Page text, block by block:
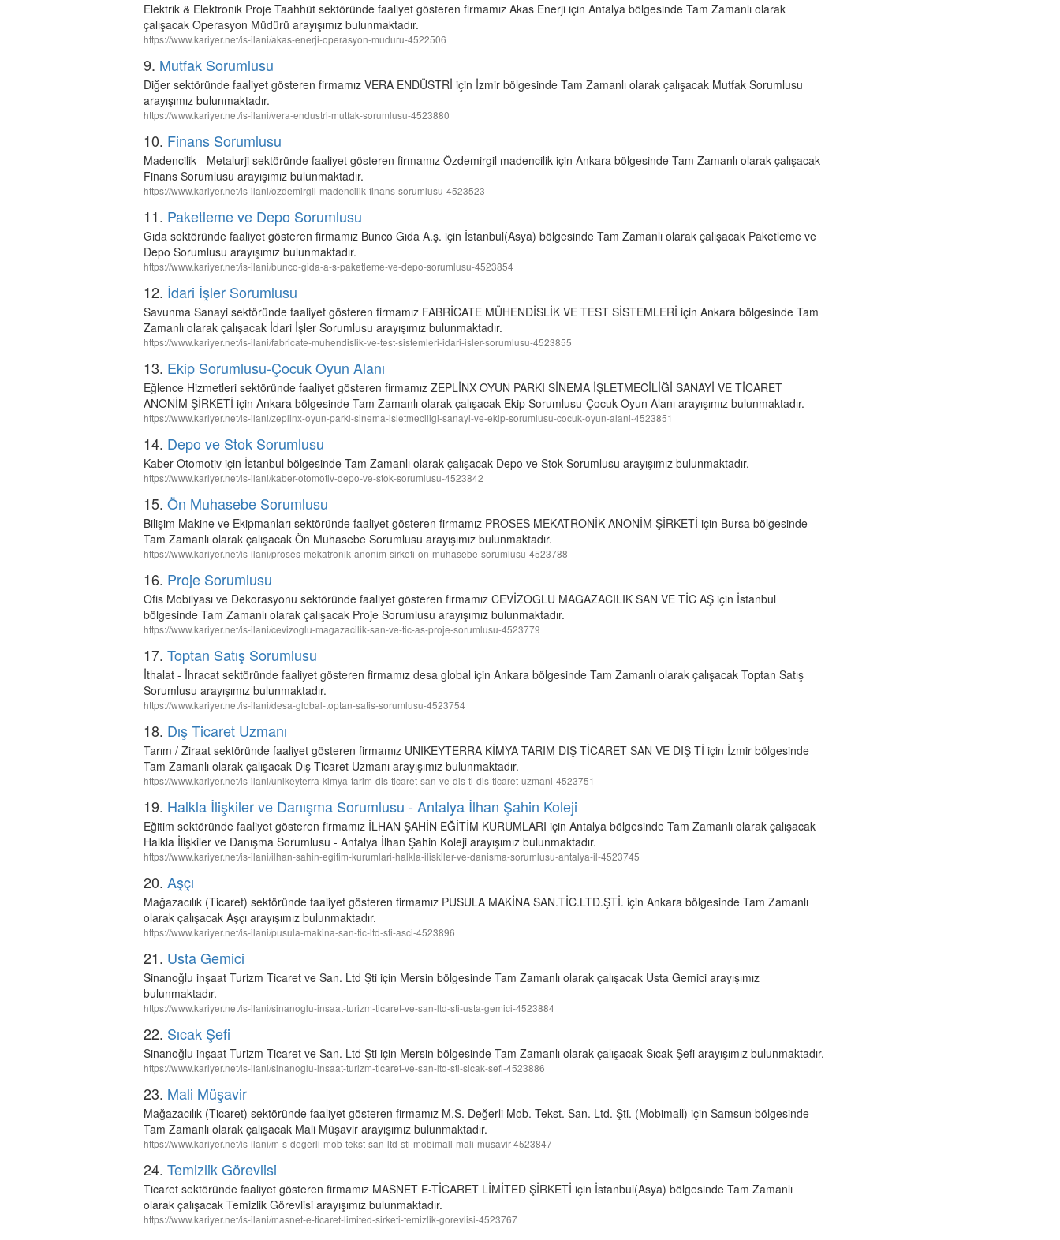
Elektrik & Elektronik Proje Taahhüt sektöründe faaliyet gösteren firmamız Akas Enerji için Antalya bölgesinde Tam Zamanlı olarak
çalışacak Operasyon Müdürü arayışımız bulunmaktadır.
https://www.kariyer.net/is-ilani/akas-enerji-operasyon-muduru-4522506
9. Mutfak Sorumlusu
Diğer sektöründe faaliyet gösteren firmamız VERA ENDÜSTRİ için İzmir bölgesinde Tam Zamanlı olarak çalışacak Mutfak Sorumlusu
arayışımız bulunmaktadır.
https://www.kariyer.net/is-ilani/vera-endustri-mutfak-sorumlusu-4523880
10. Finans Sorumlusu
Madencilik - Metalurji sektöründe faaliyet gösteren firmamız Özdemirgil madencilik için Ankara bölgesinde Tam Zamanlı olarak çalışacak
Finans Sorumlusu arayışımız bulunmaktadır.
https://www.kariyer.net/is-ilani/ozdemirgil-madencilik-finans-sorumlusu-4523523
11. Paketleme ve Depo Sorumlusu
Gıda sektöründe faaliyet gösteren firmamız Bunco Gıda A.ş. için İstanbul(Asya) bölgesinde Tam Zamanlı olarak çalışacak Paketleme ve
Depo Sorumlusu arayışımız bulunmaktadır.
https://www.kariyer.net/is-ilani/bunco-gida-a-s-paketleme-ve-depo-sorumlusu-4523854
12. İdari İşler Sorumlusu
Savunma Sanayi sektöründe faaliyet gösteren firmamız FABRİCATE MÜHENDİSLİK VE TEST SİSTEMLERİ için Ankara bölgesinde Tam
Zamanlı olarak çalışacak İdari İşler Sorumlusu arayışımız bulunmaktadır.
https://www.kariyer.net/is-ilani/fabricate-muhendislik-ve-test-sistemleri-idari-isler-sorumlusu-4523855
13. Ekip Sorumlusu-Çocuk Oyun Alanı
Eğlence Hizmetleri sektöründe faaliyet gösteren firmamız ZEPLİNX OYUN PARKI SİNEMA İŞLETMECİLİĞİ SANAYİ VE TİCARET
ANONİM ŞİRKETİ için Ankara bölgesinde Tam Zamanlı olarak çalışacak Ekip Sorumlusu-Çocuk Oyun Alanı arayışımız bulunmaktadır.
https://www.kariyer.net/is-ilani/zeplinx-oyun-parki-sinema-isletmeciligi-sanayi-ve-ekip-sorumlusu-cocuk-oyun-alani-4523851
14. Depo ve Stok Sorumlusu
Kaber Otomotiv için İstanbul bölgesinde Tam Zamanlı olarak çalışacak Depo ve Stok Sorumlusu arayışımız bulunmaktadır.
https://www.kariyer.net/is-ilani/kaber-otomotiv-depo-ve-stok-sorumlusu-4523842
15. Ön Muhasebe Sorumlusu
Bilişim Makine ve Ekipmanları sektöründe faaliyet gösteren firmamız PROSES MEKATRONİK ANONİM ŞİRKETİ için Bursa bölgesinde
Tam Zamanlı olarak çalışacak Ön Muhasebe Sorumlusu arayışımız bulunmaktadır.
https://www.kariyer.net/is-ilani/proses-mekatronik-anonim-sirketi-on-muhasebe-sorumlusu-4523788
16. Proje Sorumlusu
Ofis Mobilyası ve Dekorasyonu sektöründe faaliyet gösteren firmamız CEVİZOGLU MAGAZACILIK SAN VE TİC AŞ için İstanbul
bölgesinde Tam Zamanlı olarak çalışacak Proje Sorumlusu arayışımız bulunmaktadır.
https://www.kariyer.net/is-ilani/cevizoglu-magazacilik-san-ve-tic-as-proje-sorumlusu-4523779
17. Toptan Satış Sorumlusu
İthalat - İhracat sektöründe faaliyet gösteren firmamız desa global için Ankara bölgesinde Tam Zamanlı olarak çalışacak Toptan Satış
Sorumlusu arayışımız bulunmaktadır.
https://www.kariyer.net/is-ilani/desa-global-toptan-satis-sorumlusu-4523754
18. Dış Ticaret Uzmanı
Tarım / Ziraat sektöründe faaliyet gösteren firmamız UNIKEYTERRA KİMYA TARIM DIŞ TİCARET SAN VE DIŞ Tİ için İzmir bölgesinde
Tam Zamanlı olarak çalışacak Dış Ticaret Uzmanı arayışımız bulunmaktadır.
https://www.kariyer.net/is-ilani/unikeyterra-kimya-tarim-dis-ticaret-san-ve-dis-ti-dis-ticaret-uzmani-4523751
19. Halkla İlişkiler ve Danışma Sorumlusu - Antalya İlhan Şahin Koleji
Eğitim sektöründe faaliyet gösteren firmamız İLHAN ŞAHİN EĞİTİM KURUMLARI için Antalya bölgesinde Tam Zamanlı olarak çalışacak
Halkla İlişkiler ve Danışma Sorumlusu - Antalya İlhan Şahin Koleji arayışımız bulunmaktadır.
https://www.kariyer.net/is-ilani/ilhan-sahin-egitim-kurumlari-halkla-iliskiler-ve-danisma-sorumlusu-antalya-il-4523745
20. Aşçı
Mağazacılık (Ticaret) sektöründe faaliyet gösteren firmamız PUSULA MAKİNA SAN.TİC.LTD.ŞTİ. için Ankara bölgesinde Tam Zamanlı
olarak çalışacak Aşçı arayışımız bulunmaktadır.
https://www.kariyer.net/is-ilani/pusula-makina-san-tic-ltd-sti-asci-4523896
21. Usta Gemici
Sinanoğlu inşaat Turizm Ticaret ve San. Ltd Şti için Mersin bölgesinde Tam Zamanlı olarak çalışacak Usta Gemici arayışımız
bulunmaktadır.
https://www.kariyer.net/is-ilani/sinanoglu-insaat-turizm-ticaret-ve-san-ltd-sti-usta-gemici-4523884
22. Sıcak Şefi
Sinanoğlu inşaat Turizm Ticaret ve San. Ltd Şti için Mersin bölgesinde Tam Zamanlı olarak çalışacak Sıcak Şefi arayışımız bulunmaktadır.
https://www.kariyer.net/is-ilani/sinanoglu-insaat-turizm-ticaret-ve-san-ltd-sti-sicak-sefi-4523886
23. Mali Müşavir
Mağazacılık (Ticaret) sektöründe faaliyet gösteren firmamız M.S. Değerli Mob. Tekst. San. Ltd. Şti. (Mobimall) için Samsun bölgesinde
Tam Zamanlı olarak çalışacak Mali Müşavir arayışımız bulunmaktadır.
https://www.kariyer.net/is-ilani/m-s-degerli-mob-tekst-san-ltd-sti-mobimall-mali-musavir-4523847
24. Temizlik Görevlisi
Ticaret sektöründe faaliyet gösteren firmamız MASNET E-TİCARET LİMİTED ŞİRKETİ için İstanbul(Asya) bölgesinde Tam Zamanlı
olarak çalışacak Temizlik Görevlisi arayışımız bulunmaktadır.
https://www.kariyer.net/is-ilani/masnet-e-ticaret-limited-sirketi-temizlik-gorevlisi-4523767